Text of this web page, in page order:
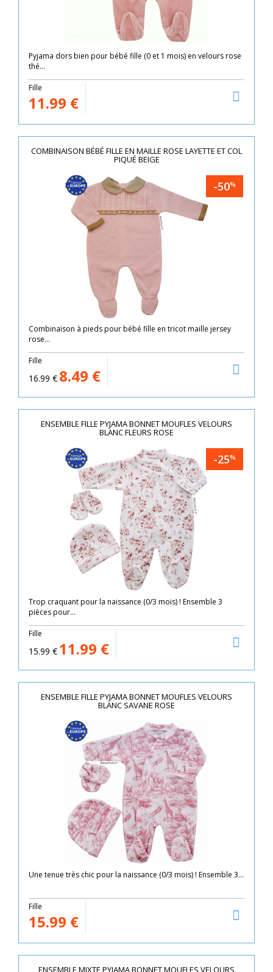
Pyjama dors bien pour bébé fille (0 et 1 mois) en velours rose
thé...
Fille
11.99 €
COMBINAISON BÉBÉ FILLE EN MAILLE ROSE LAYETTE ET COL
PIQUÉ BEIGE
-50%
Combinaison à pieds pour bébé fille en tricot maille jersey
rose...
Fille
16.99 € 8.49 €
ENSEMBLE FILLE PYJAMA BONNET MOUFLES VELOURS
BLANC FLEURS ROSE
-25%
Trop craquant pour la naissance (0/3 mois) ! Ensemble 3
pièces pour...
Fille
15.99 € 11.99 €
ENSEMBLE FILLE PYJAMA BONNET MOUFLES VELOURS
BLANC SAVANE ROSE
Une tenue très chic pour la naissance (0/3 mois) ! Ensemble 3...
Fille
15.99 €
ENSEMBLE MIXTE PYJAMA BONNET MOUFLES VELOURS